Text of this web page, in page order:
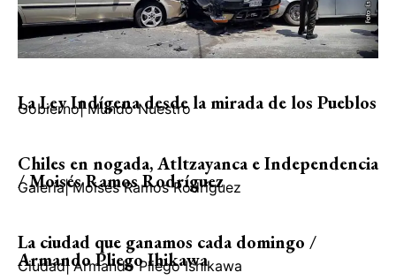
La Ley Indígena desde la mirada de los Pueblos
Gobierno| Mundo Nuestro
Chiles en nogada, Atltzayanca e Independencia
/ Moisés Ramos Rodríguez
Galería| Moisés Ramos Rodríguez
La ciudad que ganamos cada domingo /
Armando Pliego Ihikawa
Ciudad| Armando Pliego Ishikawa